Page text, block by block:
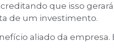
que isso
de um investimento.
aliado da empresa.